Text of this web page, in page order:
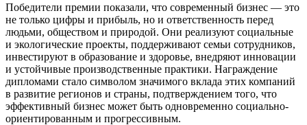
Победители премии показали, что современный бизнес — это
не только цифры и прибыль, но и ответственность перед
людьми, обществом и природой. Они реализуют социальные
и экологические проекты, поддерживают семьи сотрудников,
инвестируют в образование и здоровье, внедряют инновации
и устойчивые производственные практики. Награждение
дипломами стало символом значимого вклада этих компаний
в развитие регионов и страны, подтверждением того, что
эффективный бизнес может быть одновременно социально-
ориентированным и прогрессивным.